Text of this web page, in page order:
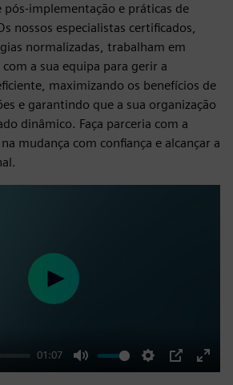
implementação e práticas de
nossos especialistas certificados,
normalizadas, trabalham em
a sua equipa para gerir a
maximizando os benefícios de
e garantindo que a sua organização
dinâmico. Faça parceria com a
mudança com confiança e alcançar a
01:07
Mute Settings
PIP
Enter
Play